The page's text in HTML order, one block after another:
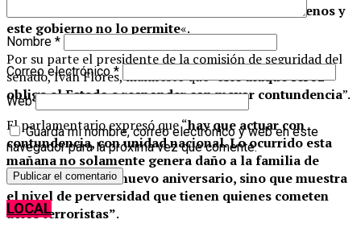
necesita poder disparar para defender a los chilenos y
este gobierno no lo permite«.
Por su parte el presidente de la comisión de seguridad del
senado, Iván Flores, manifestó que “este ataque feroz
obliga al Estado a responder con mayor contundencia”.
El parlamentario expresó que “hay que actuar con
contundencia, con unidad nacional. Lo ocurrido esta
mañana no solamente genera daño a la familia de
carabineros en su nuevo aniversario, sino que muestra
el nivel de perversidad que tienen quienes cometen
actos terroristas”.
Nombre *
Correo electrónico*
Web
Guarda mi nombre, correo electrónico y web en este
navegador para la próxima vez que comente.
LOCAL